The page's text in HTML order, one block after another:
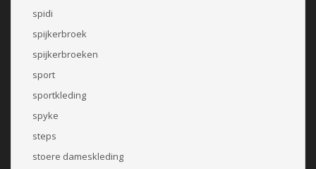
spidi
spijkerbroek
spijkerbroeken
sport
sportkleding
spyke
steps
stoere dameskleding